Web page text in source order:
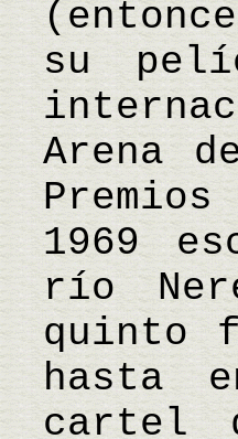
su
Arena
1969
río
quinto
hasta
cartel